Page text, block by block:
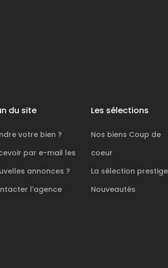
du site
votre bien ?
par e-mail les
annonces ?
l'agence
Les sélections
Nos biens Coup de
coeur
La sélection
Nouveautés